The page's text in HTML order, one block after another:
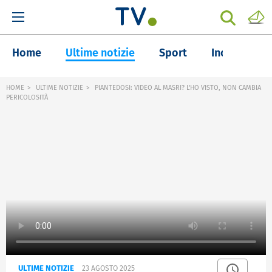
Home Ultime notizie Sport Inchieste
HOME ULTIME NOTIZIE
PIANTEDOSI: VIDEO AL MASRI? L'HO VISTO, NON CAMBIA
PERICOLOSITÀ
ULTIME NOTIZIE 23 AGOSTO 2025